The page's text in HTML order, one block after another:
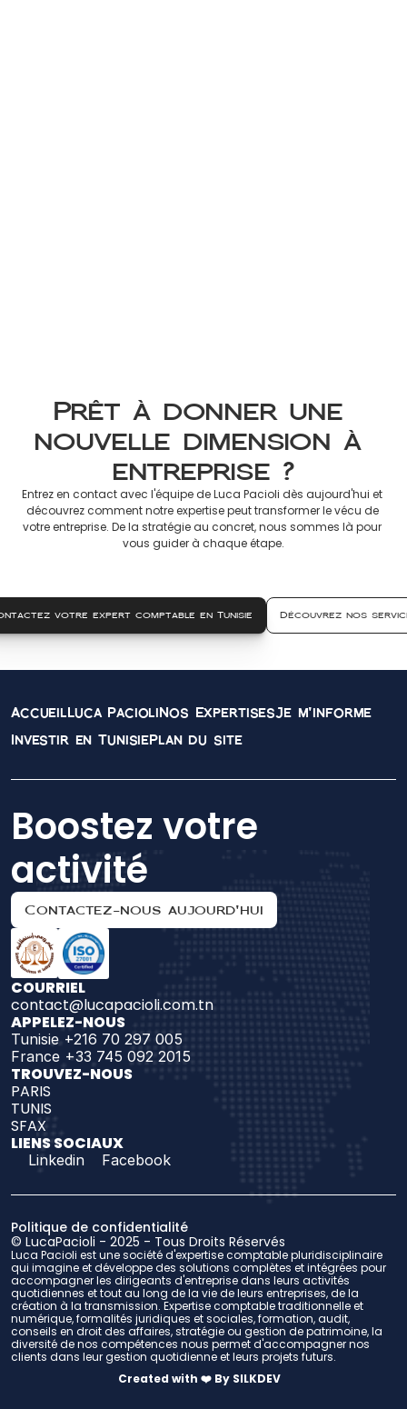
Prêt à donner une
nouvelle dimension à
entreprise ?
Entrez en contact avec l'équipe de Luca Pacioli dès aujourd'hui et
découvrez comment notre expertise peut transformer le vécu de
votre entreprise. De la stratégie au concret, nous sommes là pour
vous guider à chaque étape.
votre expert comptable en Tunisie Découvrez nos
AccueilLuca PacioliNos ExpertisesJe m'informe
Investir en TunisiePlan du site
Boostez votre
activité
Contactez-nous aujourd'hui
COURRIEL
contact@lucapacioli.com.tn
APPELEZ-NOUS
Tunisie +216 70 297 005
France +33 745 092 2015
TROUVEZ-NOUS
PARIS
TUNIS
SFAX
LIENS SOCIAUX
Linkedin Facebook
Politique de confidentialité
© LucaPacioli - 2025 - Tous Droits Réservés
Luca Pacioli est une société d'expertise comptable pluridisciplinaire
qui imagine et développe des solutions complètes et intégrées pour
accompagner les dirigeants d'entreprise dans leurs activités
quotidiennes et tout au long de la vie de leurs entreprises, de la
création à la transmission. Expertise comptable traditionnelle et
numérique, formalités juridiques et sociales, formation, audit,
conseils en droit des affaires, stratégie ou gestion de patrimoine, la
diversité de nos compétences nous permet d'accompagner nos
clients dans leur gestion quotidienne et leurs projets futurs.
Created with ❤️ By SILKDEV